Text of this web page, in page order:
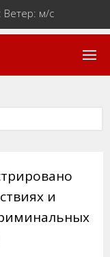
Ветер: м/с
и